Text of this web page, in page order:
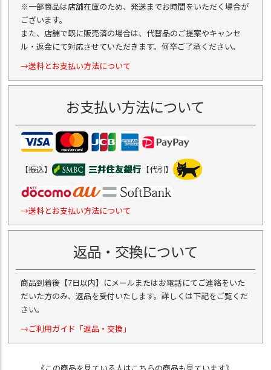
※一部商品は店舗在庫のため、発送までお時間をいただく場合が
ございます。
また、店舗で既に販売済の場合は、代替品のご提案やキャンセ
ル・返金にて対応させていただきます。何卒ご了承ください。
→送料とお支払い方法について
お支払い方法について
【振込】 【代引】
→送料とお支払い方法について
返品・交換について
商品到着後【7日以内】にメールまたはお電話にてご連絡をいた
だいた方のみ、返品を受付いたします。詳しくは下記をご覧くだ
さい。
→ご利用ガイド「返品・交換」